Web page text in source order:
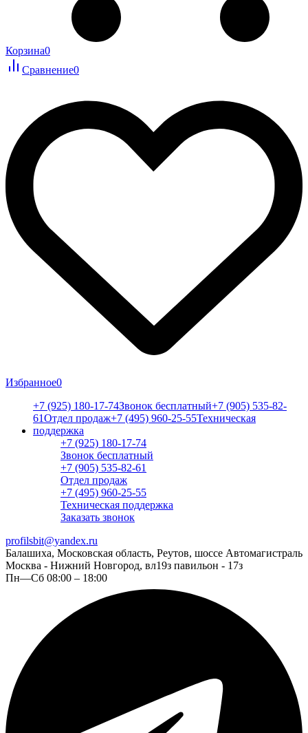
Корзина0
Сравнение0
Избранное0
+7 (925) 180-17-74Звонок бесплатный+7 (905) 535-82-
61Отдел продаж+7 (495) 960-25-55Техническая
поддержка
+7 (925) 180-17-74
Звонок бесплатный
+7 (905) 535-82-61
Отдел продаж
+7 (495) 960-25-55
Техническая поддержка
Заказать звонок
profilsbit@yandex.ru
Балашиха, Московская область, Реутов, шоссе Автомагистраль
Москва - Нижний Новгород, вл19з павильон - 17з
Пн—Сб 08:00 – 18:00